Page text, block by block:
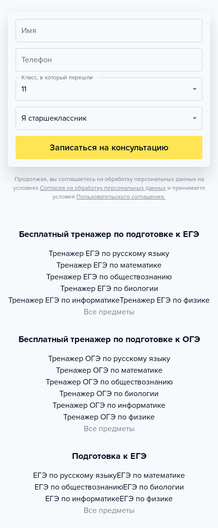
Имя
Телефон
Класс, в который перешли
11
Я старшеклассник
Записаться на консультацию
Продолжая, вы соглашаетесь на обработку персональных данных на
условиях Согласия на обработку персональных данных и принимаете
условия Пользовательского соглашения.
Бесплатный тренажер по подготовке к ЕГЭ
Тренажер ЕГЭ по русскому языку
Тренажер ЕГЭ по математике
Тренажер ЕГЭ по обществознанию
Тренажер ЕГЭ по биологии
Тренажер ЕГЭ по информатикеТренажер ЕГЭ по физике
Все предметы
Бесплатный тренажер по подготовке к ОГЭ
Тренажер ОГЭ по русскому языку
Тренажер ОГЭ по математике
Тренажер ОГЭ по обществознанию
Тренажер ОГЭ по биологии
Тренажер ОГЭ по информатике
Тренажер ОГЭ по физике
Все предметы
Подготовка к ЕГЭ
ЕГЭ по русскому языкуЕГЭ по математике
ЕГЭ по обществознаниюЕГЭ по биологии
ЕГЭ по информатикеЕГЭ по физике
Все предметы